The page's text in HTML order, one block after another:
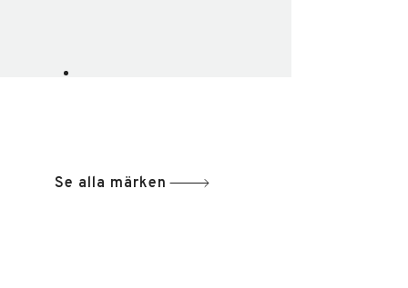
Se alla märken